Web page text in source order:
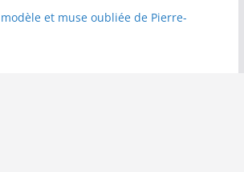
et muse oubliée de Pierre-